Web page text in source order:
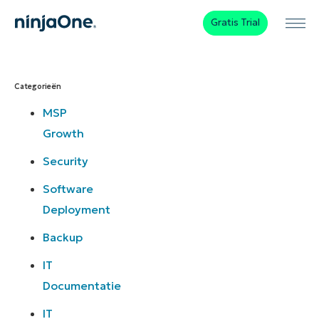
Gratis Trial
Categorieën
MSP
Growth
Security
Software
Deployment
Backup
IT
Documentatie
IT